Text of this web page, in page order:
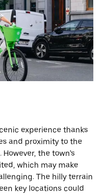
experience thanks
and proximity to the
the town’s
which may make
The hilly terrain
key locations could